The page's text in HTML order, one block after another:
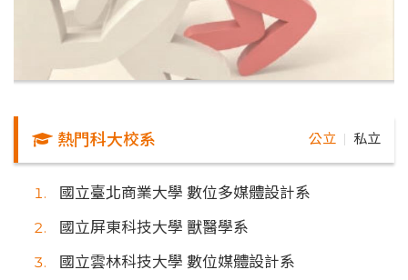
熱門科大校系 公立 私立
國立臺北商業大學 數位多媒體設計系
國立屏東科技大學 獸醫學系
國立雲林科技大學 數位媒體設計系